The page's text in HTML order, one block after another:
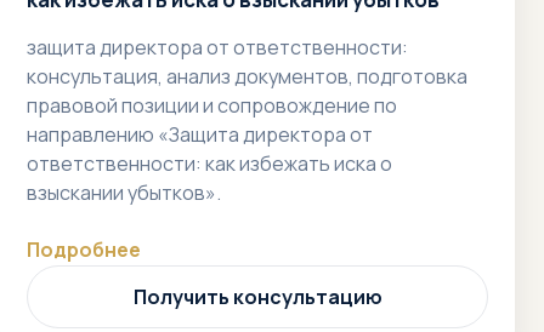
защита директора от ответственности:
консультация, анализ документов, подготовка
правовой позиции и сопровождение по
направлению «Защита директора от
ответственности: как избежать иска о
взыскании убытков».
Подробнее
Получить консультацию